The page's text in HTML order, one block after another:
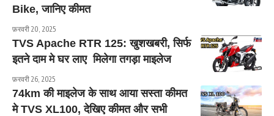
Bike, जानिए कीमत
फ़रवरी 20, 2025
TVS Apache RTR 125: खुशखबरी, सिर्फ
इतने दाम मे घर लाए मिलेगा तगड़ा माइलेज
फ़रवरी 26, 2025
74km की माइलेज के साथ आया सस्ता कीमत
मे TVS XL100, देखिए कीमत और सभी